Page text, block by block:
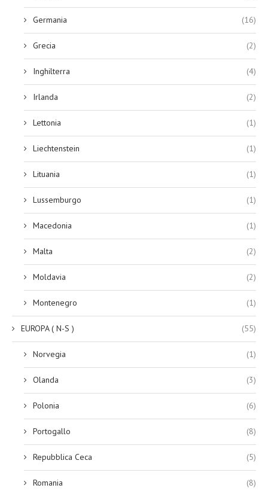
Germania (16)
Grecia (2)
Inghilterra (4)
Irlanda (2)
Lettonia (1)
Liechtenstein (1)
Lituania (1)
Lussemburgo (1)
Macedonia (1)
Malta (2)
Moldavia (2)
Montenegro (1)
EUROPA ( N-S ) (55)
Norvegia (1)
Olanda (3)
Polonia (6)
Portogallo (8)
Repubblica Ceca (5)
Romania (8)